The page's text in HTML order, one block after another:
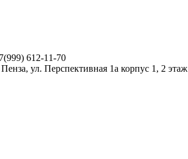
612-11-70
Пенза, ул. Перспективная 1а корпус 1, 2 этаж